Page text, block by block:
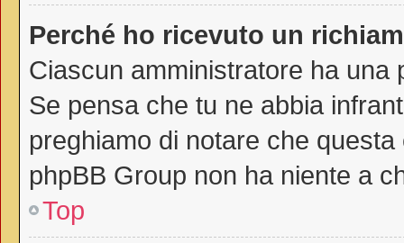
Perché ho ricevuto un
Ciascun amministratore ha una
Se pensa che tu ne abbia
preghiamo di notare che
phpBB Group non ha niente a
Top